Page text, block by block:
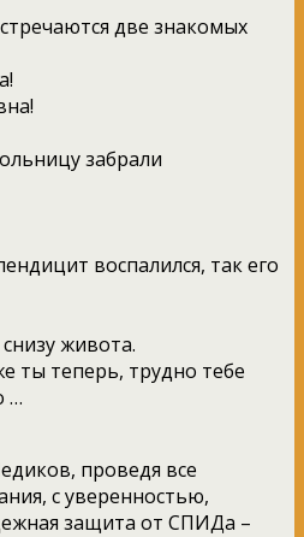
две знакомых
забрали
воспалился, так его
живота.
ты теперь, трудно тебе
…
проведя все
с уверенностью,
защита от СПИДа –